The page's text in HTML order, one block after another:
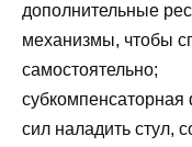
дополнительные
механизмы, чтобы
самостоятельно;
субкомпенсаторная
сил наладить стул,